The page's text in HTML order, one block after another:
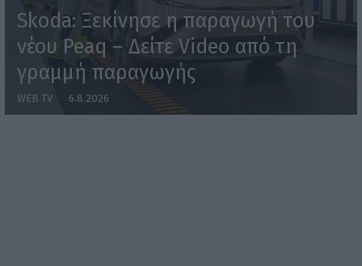
Skoda: Ξεκίνησε η παραγωγή του
νέου Peaq – Δείτε Video από τη
γραμμή παραγωγής
WEB TV 6.8.2026